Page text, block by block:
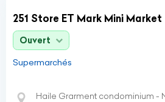
251 Store ET Mark Mini Market
Ouvert
Supermarchés
Haile Grarment condominium -